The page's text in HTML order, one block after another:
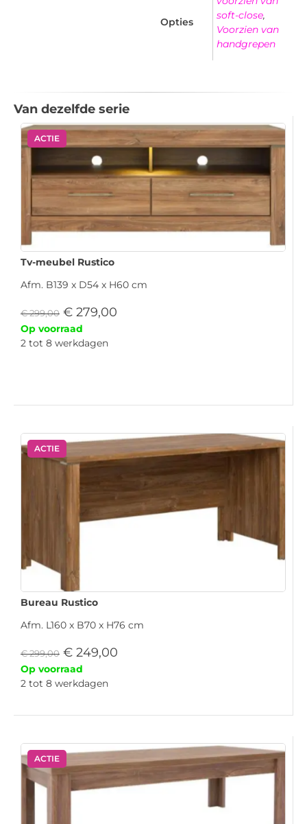
Opties
soft-close,
Voorzien van
handgrepen
Van dezelfde serie
ACTIE
Tv-meubel Rustico
Afm. B139 x D54 x H60 cm
€299,00 € 279,00
Op voorraad
2 tot 8 werkdagen
ACTIE
Bureau Rustico
Afm. L160 x B70 x H76 cm
€299,00 € 249,00
Op voorraad
2 tot 8 werkdagen
ACTIE